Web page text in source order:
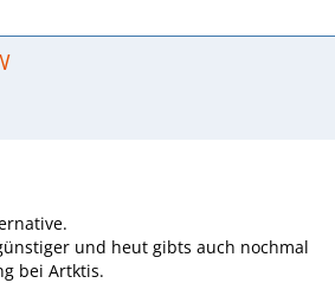
und heut gibts auch nochmal
bei Artktis.